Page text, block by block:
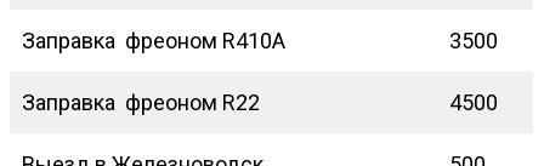
Заправка фреоном R410A 3500
Заправка фреоном R22 4500